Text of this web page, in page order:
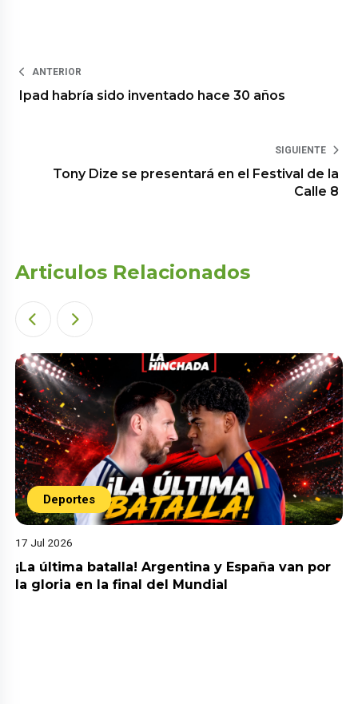
ANTERIOR
Ipad habría sido inventado hace 30 años
SIGUIENTE
Tony Dize se presentará en el Festival de la
Calle 8
Articulos Relacionados
Deportes
17 Jul 2026
¡La última batalla! Argentina y España van por
la gloria en la final del Mundial